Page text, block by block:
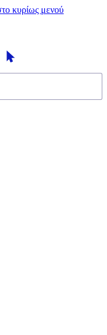
κυρίως μενού